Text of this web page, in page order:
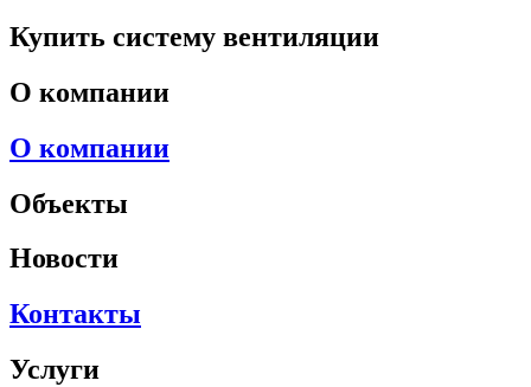
Купить систему вентиляции
О компании
О компании
Объекты
Новости
Контакты
Услуги